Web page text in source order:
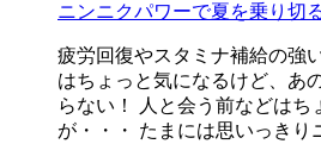
ニンニクパワーで夏を乗り切
疲労回復やスタミナ補給の強
はちょっと気になるけど、あ
らない！ 人と会う前などはち
が・・・ たまには思いっき